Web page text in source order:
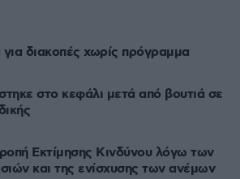
για διακοπές χωρίς πρόγραμμα
στο κεφάλι μετά από βουτιά σε
Εκτίμησης Κινδύνου λόγω των
και της ενίσχυσης των ανέμων